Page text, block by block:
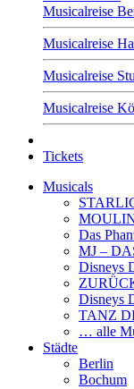
Musicalreise
Musicalreise
Musicalreise
Musicalreise
Tickets
Musicals
Das
MJ –
Disneys
Disneys
TANZ
… alle
Städte
Berlin
Bochum